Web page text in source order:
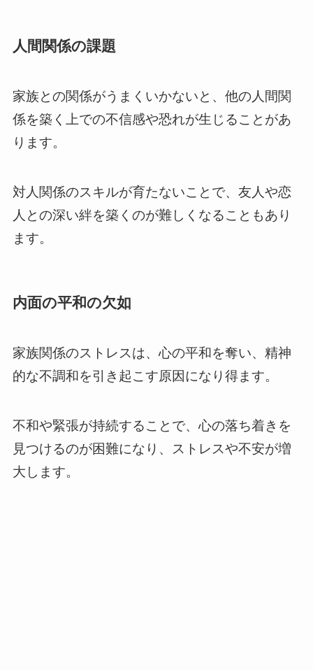
人間関係の課題
家族との関係がうまくいかないと、他の人間関
係を築く上での不信感や恐れが生じることがあ
ります。
対人関係のスキルが育たないことで、友人や恋
人との深い絆を築くのが難しくなることもあり
ます。
内面の平和の欠如
家族関係のストレスは、心の平和を奪い、精神
的な不調和を引き起こす原因になり得ます。
不和や緊張が持続することで、心の落ち着きを
見つけるのが困難になり、ストレスや不安が増
大します。